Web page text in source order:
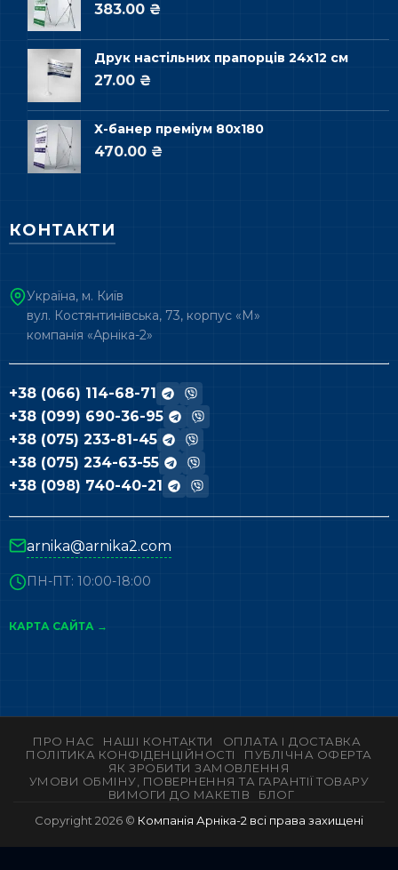
383.00 ₴
Друк настільних прапорців 24х12 см
27.00 ₴
Х-банер преміум 80х180
470.00 ₴
КОНТАКТИ
Україна, м. Київ
вул. Костянтинівська, 73, корпус «М»
компанія «Арніка-2»
+38 (066) 114-68-71
+38 (099) 690-36-95
+38 (075) 233-81-45
+38 (075) 234-63-55
+38 (098) 740-40-21
arnika@arnika2.com
ПН-ПТ: 10:00-18:00
КАРТА САЙТА →
ПРО НАС НАШІ КОНТАКТИ
ОПЛАТА І ДОСТАВКА
ПОЛІТИКА КОНФІДЕНЦІЙНОСТІ
ПУБЛІЧНА ОФЕРТА
ЯК ЗРОБИТИ ЗАМОВЛЕННЯ
УМОВИ ОБМІНУ, ПОВЕРНЕННЯ ТА ГАРАНТІЇ ТОВАРУ
ВИМОГИ ДО МАКЕТІВ
БЛОГ
Copyright 2026 © Компанія Арніка-2 всі права захищені